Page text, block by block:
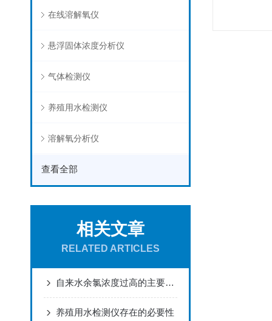
在线溶解氧仪
悬浮固体浓度分析仪
气体检测仪
养殖用水检测仪
溶解氧分析仪
查看全部
相关文章
RELATED ARTICLES
自来水余氯浓度过高的主要危害
养殖用水检测仪存在的必要性